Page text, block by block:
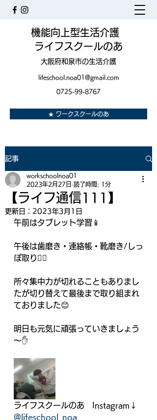
機能向上型生活介護
ライフスクールのあ
大阪府和泉市の生活介護
★ ワークスクールのあ
lifeschool.noa01@gmail.com
0725-99-8767
記事
【ライフ通信111】
workschoolnoa01
2023年2月27日 読了時間: 1分
更新日： 2023年3月1日
午前はタブレット学習📱
午後は歯磨き・連絡帳・靴磨き/しっ
ぽ取り🏃‍♂️
所々集中力が切れることもありまし
たが切り替えて最後まで取り組まれ
ておりました😊
明日も元気に頑張っていきましょう
～✋
ライフスクールのあ　Instagram↓
@lifeschool_noa